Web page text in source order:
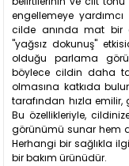
engellemeye
cilde anında mat bir
"yağsız dokunuş"
olduğu parlama
böylece cildin daha
olmasına katkıda
tarafından hızla emilir,
Bu özellikleriyle,
görünümü sunar hem
Herhangi bir sağlıkla
bir bakım ürünüdür.